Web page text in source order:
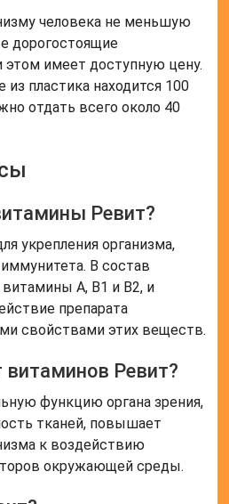
человека не меньшую
дорогостоящие
этом имеет доступную цену.
пластика находится 100
отдать всего около 40
Ревит?
укрепления организма,
В состав
А, В1 и В2, и
препарата
свойствами этих веществ.
витаминов Ревит?
функцию органа зрения,
тканей, повышает
к воздействию
окружающей среды.